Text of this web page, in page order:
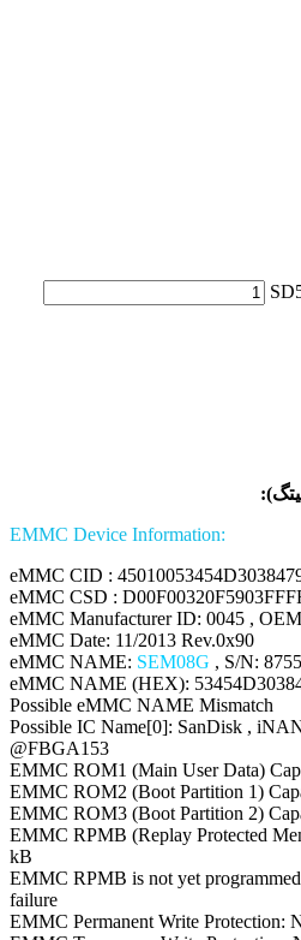
:EMMC Device Information
eMMC CID :
eMMC CSD :
eMMC Manufacturer ID: 0045 ,
eMMC Date: 11/2013 Rev.0x90
eMMC NAME: SEM08G , S/N:
eMMC NAME (HEX):
Possible eMMC NAME Mismatch
Possible IC Name[0]: SanDisk ,
@FBGA153
EMMC ROM1 (Main User Data)
EMMC ROM2 (Boot Partition 1)
EMMC ROM3 (Boot Partition 2)
EMMC RPMB (Replay Protected
kB
EMMC RPMB is not yet
failure
EMMC Permanent Write Protection: